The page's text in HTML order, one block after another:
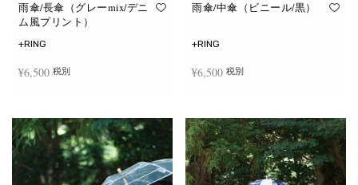
雨傘/長傘（グレーmix/デニ
ム風プリント）
+RING
¥6,500 税別
雨傘/中傘（ビニール/黒）
+RING
¥6,500 税別